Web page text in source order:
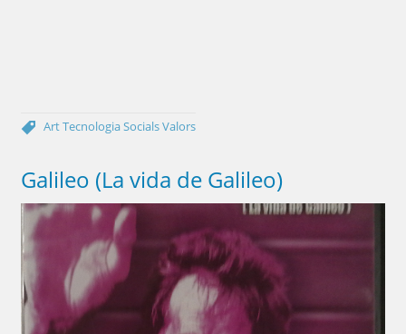
ArtTecnologiaSocialsValors
Galileo (La vida de Galileo)